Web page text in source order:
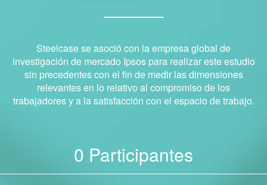
Steelcase se asoció con la empresa global de
investigación de mercado Ipsos para realizar este estudio
sin precedentes con el fin de medir las dimensiones
relevantes en lo relativo al compromiso de los
trabajadores y a la satisfacción con el espacio de trabajo.
0 Participantes